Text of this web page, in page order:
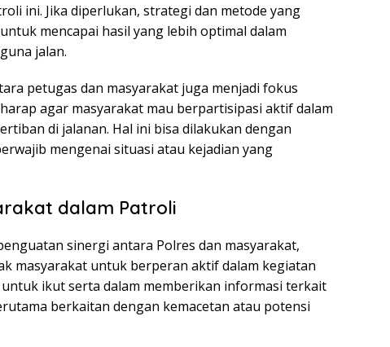
ini. Jika diperlukan, strategi dan metode yang
mencapai hasil yang lebih optimal dalam
jalan.
petugas dan masyarakat juga menjadi fokus
agar masyarakat mau berpartisipasi aktif dalam
di jalanan. Hal ini bisa dilakukan dengan
mengenai situasi atau kejadian yang
dalam Patroli
sinergi antara Polres dan masyarakat,
masyarakat untuk berperan aktif dalam kegiatan
ikut serta dalam memberikan informasi terkait
berkaitan dengan kemacetan atau potensi